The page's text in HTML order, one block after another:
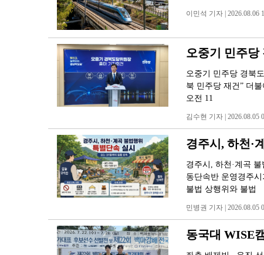
이민석 기자 | 2026.08.06
오중기 민주당
오중기 민주당 경북
북 민주당 재건” 더
오전 11
김수현 기자 | 2026.08.05
경주시, 하천·
경주시, 하천·계곡
동단속반 운영경주
불법 상행위와 불법
민병권 기자 | 2026.08.05
동국대 WISE